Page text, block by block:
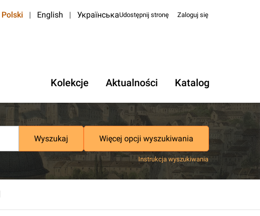
Polski | English | УкраїнськаUdostępnij stronę Zaloguj się
Kolekcje Aktualności Katalog
Wyszukaj Więcej opcji wyszukiwania
Instrukcja wyszukiwania